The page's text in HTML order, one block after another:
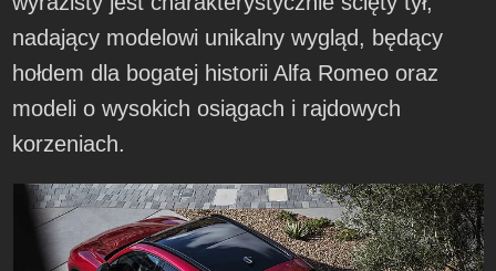
nadający modelowi unikalny wygląd, będący
hołdem dla bogatej historii Alfa Romeo oraz
modeli o wysokich osiągach i rajdowych
korzeniach.